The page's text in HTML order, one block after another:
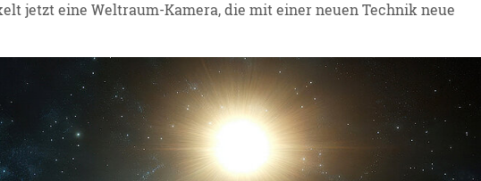
jetzt eine Weltraum-Kamera, die mit einer neuen Technik neue